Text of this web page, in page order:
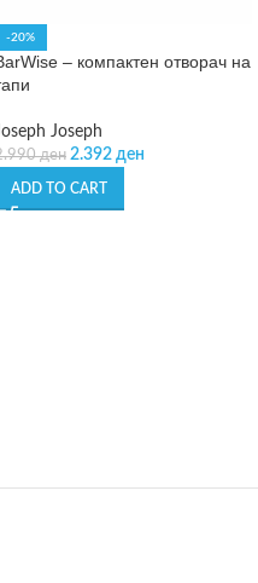
-20%
– компактен отворач на
Joseph
ден 2.392 ден
ADD TO CART